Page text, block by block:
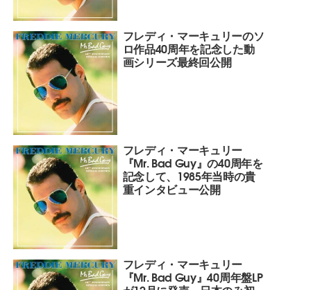
フレディ・マーキュリーのソ
ロ作品40周年を記念した動
画シリーズ最終回公開
フレディ・マーキュリー
『Mr. Bad Guy』の40周年を
記念して、1985年当時の貴
重インタビュー公開
フレディ・マーキュリー
『Mr. Bad Guy』40周年盤LP